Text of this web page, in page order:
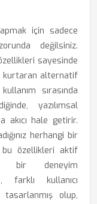
için sadece
değilsiniz.
sayesinde
kurtaran alternatif
sırasında
yazılımsal
akıcı hale getirir.
herhangi bir
bu özellikleri aktif
bir deneyim
kullanıcı
tasarlanmış olup,